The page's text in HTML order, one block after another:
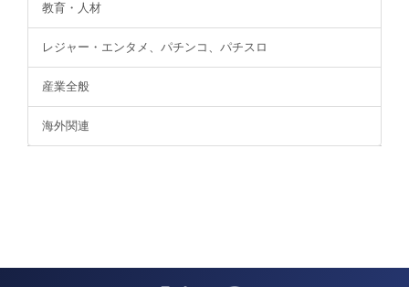
教育・人材
レジャー・エンタメ、パチンコ、パチスロ
産業全般
海外関連